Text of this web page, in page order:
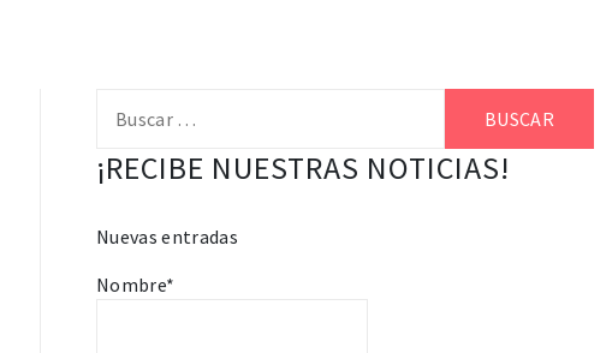
¡RECIBE NUESTRAS NOTICIAS!
Nuevas entradas
Nombre*